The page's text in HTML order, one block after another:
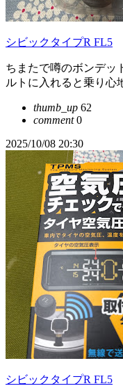
シビックタイプR FL5
ちまたで噂のボンデッ
ルトに入れると乗り心
thumb_up 62
comment0
2025/10/08 20:30
シビックタイプR FL5